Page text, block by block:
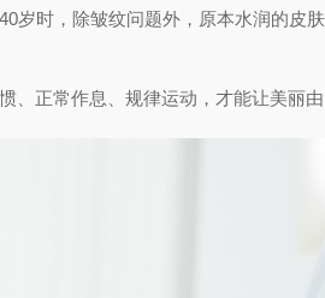
岁时，除皱纹问题外，原本水润的皮
正常作息、规律运动，才能让美丽由